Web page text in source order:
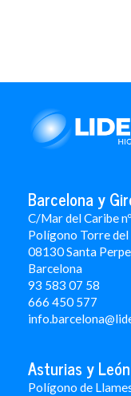
Barcelona y
C/Mar del Caribe
Polígono Torre
08130 Santa
Barcelona
93 583 07 58
666 450 577
Asturias y León
Polígono de